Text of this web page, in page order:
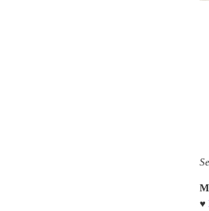
♥